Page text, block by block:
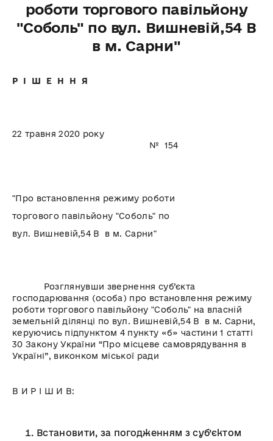
роботи торгового павільйону
"Соболь" по вул. Вишневій,54 В
в м. Сарни"
Р І Ш Е Н Н Я
22 травня 2020 року
№ 154
"Про встановлення режиму роботи
торгового павільйону "Соболь" по
вул. Вишневій,54 В в м. Сарни"
Розглянувши звернення суб’єкта
господарювання (особа) про встановлення режиму
роботи торгового павільйону "Соболь" на власній
земельній ділянці по вул. Вишневій,54 В в м. Сарни,
керуючись підпунктом 4 пункту «б» частини 1 статті
30 Закону України “Про місцеве самоврядування в
Україні”, виконком міської ради
В И Р І Ш И В:
Встановити, за погодженням з суб’єктом